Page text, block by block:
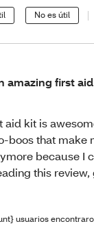
No es útil
amazing first
aid kit is
boos that make
because I
this
usuarios